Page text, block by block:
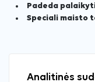
Padeda
Speciali maisto
Analitinės